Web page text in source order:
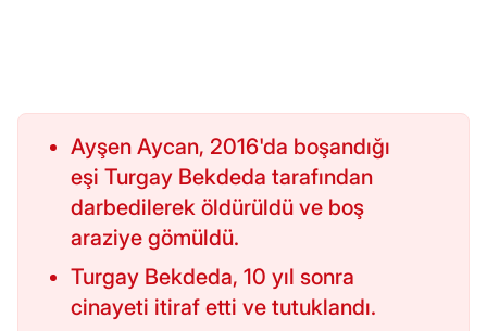
Ayşen Aycan, 2016'da boşandığı
eşi Turgay Bekdeda tarafından
darbedilerek öldürüldü ve boş
araziye gömüldü.
Turgay Bekdeda, 10 yıl sonra
cinayeti itiraf etti ve tutuklandı.